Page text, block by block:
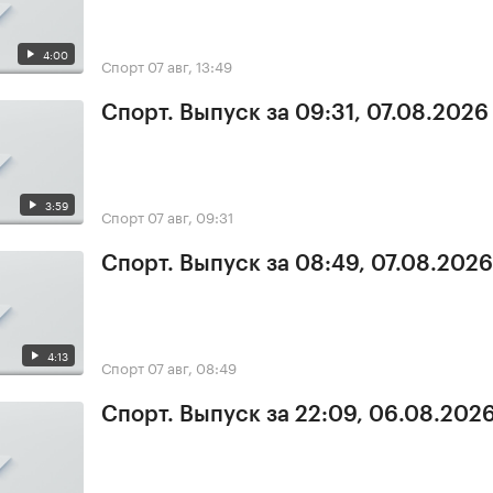
4:00 Спорт 07 авг, 13:49
3:59
Спорт. Выпуск за 09:31, 07.08.2026
Спорт 07 авг, 09:31
4:13
Спорт. Выпуск за 08:49, 07.08.2026
Спорт 07 авг, 08:49
Спорт. Выпуск за 22:09,